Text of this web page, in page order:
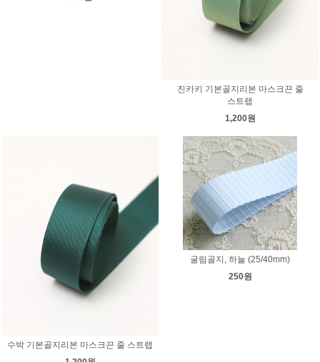
진카키 기본골지리본 마스크끈 줄
스트랩
1,200원
수박 기본골지리본 마스크끈 줄 스트랩
굴림골지, 하늘 (25/40mm)
250원